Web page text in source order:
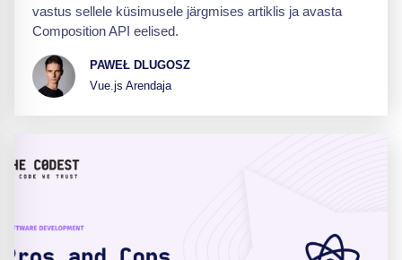
vastus sellele küsimusele järgmises artiklis ja avasta
Composition API eelised.
PAWEŁ DLUGOSZ
Vue.js Arendaja